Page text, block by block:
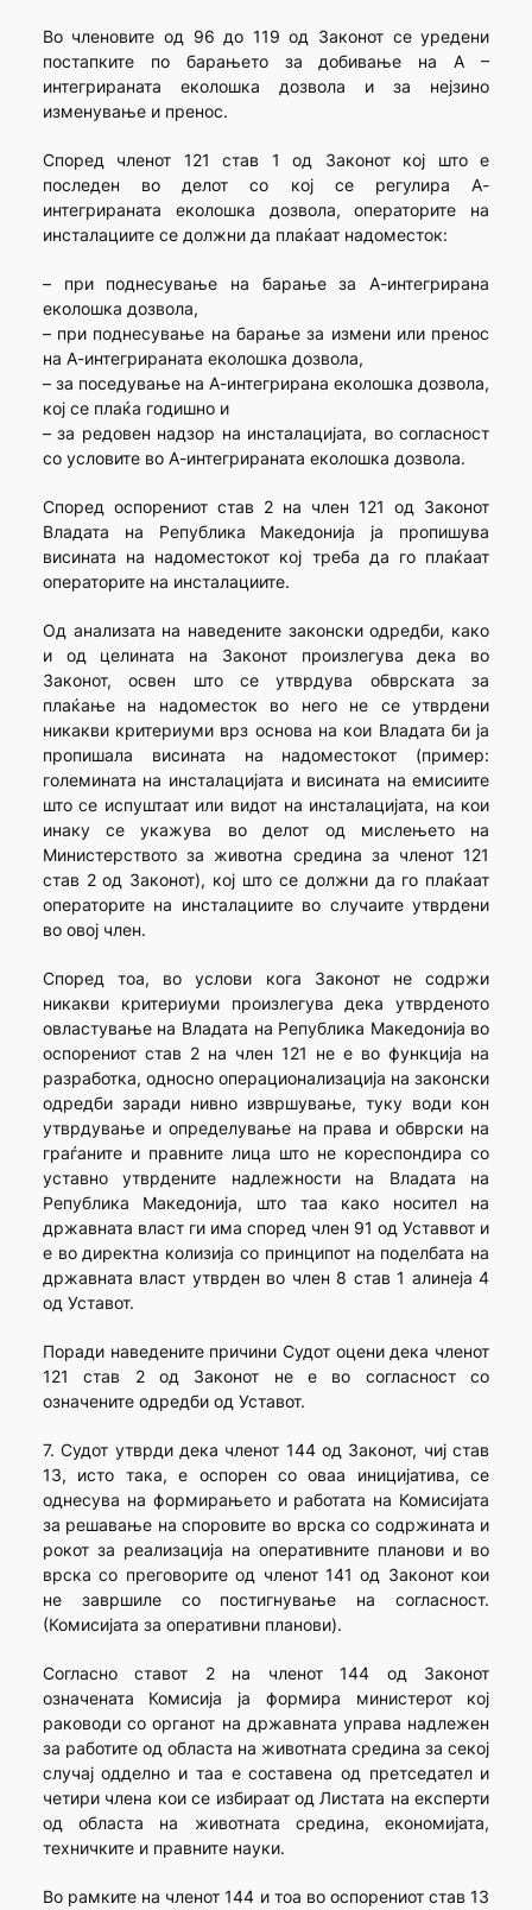
Во членовите од 96 до 119 од Законот се уредени
постапките по барањето за добивање на А –
интегрираната еколошка дозвола и за нејзино
изменување и пренос.
Според членот 121 став 1 од Законот кој што е
последен во делот со кој се регулира А-
интегрираната еколошка дозвола, операторите на
инсталациите се должни да плаќаат надоместок:
– при поднесување на барање за А-интегрирана
еколошка дозвола,
– при поднесување на барање за измени или пренос
на А-интегрираната еколошка дозвола,
– за поседување на А-интегрирана еколошка дозвола,
кој се плаќа годишно и
– за редовен надзор на инсталацијата, во согласност
со условите во А-интегрираната еколошка дозвола.
Според оспорениот став 2 на член 121 од Законот
Владата на Република Македонија ја пропишува
висината на надоместокот кој треба да го плаќаат
операторите на инсталациите.
Од анализата на наведените законски одредби, како
и од целината на Законот произлегува дека во
Законот, освен што се утврдува обврската за
плаќање на надоместок во него не се утврдени
никакви критериуми врз основа на кои Владата би ја
пропишала висината на надоместокот (пример:
големината на инсталацијата и висината на емисиите
што се испуштаат или видот на инсталацијата, на кои
инаку се укажува во делот од мислењето на
Министерството за животна средина за членот 121
став 2 од Законот), кој што се должни да го плаќаат
операторите на инсталациите во случаите утврдени
во овој член.
Според тоа, во услови кога Законот не содржи
никакви критериуми произлегува дека утврденото
овластување на Владата на Република Македонија во
оспорениот став 2 на член 121 не е во функција на
разработка, односно операционализација на законски
одредби заради нивно извршување, туку води кон
утврдување и определување на права и обврски на
граѓаните и правните лица што не кореспондира со
уставно утврдените надлежности на Владата на
Република Македонија, што таа како носител на
државната власт ги има според член 91 од Уставвот и
е во директна колизија со принципот на поделбата на
државната власт утврден во член 8 став 1 алинеја 4
од Уставот.
Поради наведените причини Судот оцени дека членот
121 став 2 од Законот не е во согласност со
означените одредби од Уставот.
7. Судот утврди дека членот 144 од Законот, чиј став
13, исто така, е оспорен со оваа иницијатива, се
однесува на формирањето и работата на Комисијата
за решавање на споровите во врска со содржината и
рокот за реализација на оперативните планови и во
врска со преговорите од членот 141 од Законот кои
не завршиле со постигнување на согласност.
(Комисијата за оперативни планови).
Согласно ставот 2 на членот 144 од Законот
означената Комисија ја формира министерот кој
раководи со органот на државната управа надлежен
за работите од областа на животната средина за секој
случај одделно и таа е составена од претседател и
четири члена кои се избираат од Листата на експерти
од областа на животната средина, економијата,
техничките и правните науки.
Во рамките на членот 144 и тоа во оспорениот став 13